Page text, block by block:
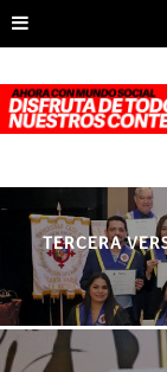
TERCERA